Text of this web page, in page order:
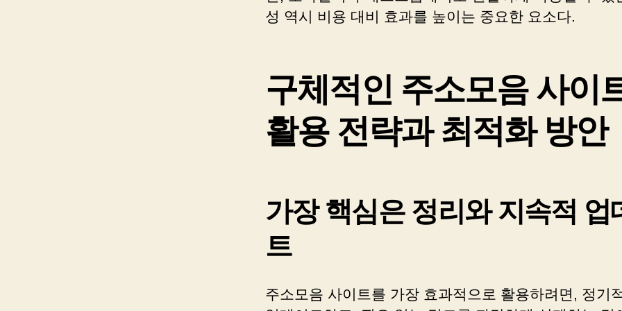
성 역시 비용 대비 효과를 높이는 중요한 요소다.
구체적인 주소모음 사이
활용 전략과 최적화 방안
가장 핵심은 정리와 지속적 업
트
주소모음 사이트를 가장 효과적으로 활용하려면, 정기